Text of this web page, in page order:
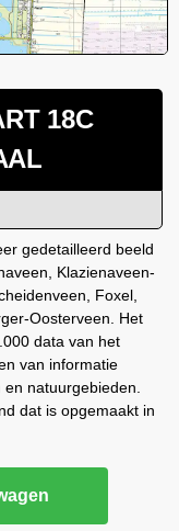
18C
gedetailleerd beeld
Klazienaveen-
Foxel,
Oosterveen. Het
data van het
van informatie
natuurgebieden.
dat is opgemaakt in